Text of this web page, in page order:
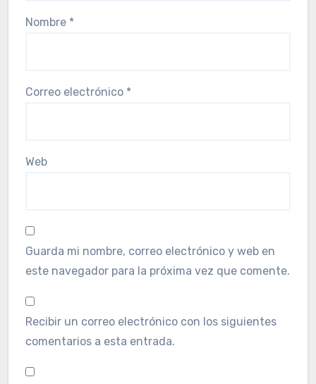
Nombre *
Correo electrónico *
Web
Guarda mi nombre, correo electrónico y web en
este navegador para la próxima vez que comente.
Recibir un correo electrónico con los siguientes
comentarios a esta entrada.